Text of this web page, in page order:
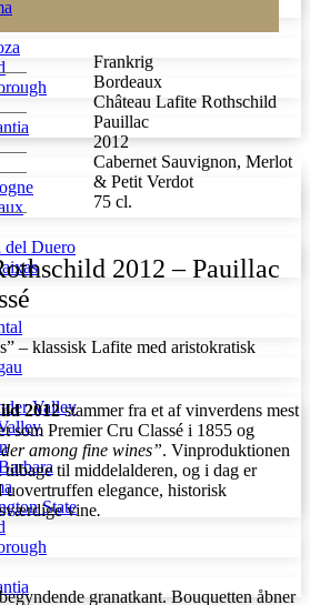
del Duero
Valley
State
Frankrig
Bordeaux
Château Lafite Rothschild
Pauillac
2012
Cabernet Sauvignon, Merlot
& Petit Verdot
75 cl.
2012 – Pauillac
– klassisk Lafite med aristokratisk
2012stammer fra et af vinverdens mest
som Premier Cru Classé i 1855 og
among fine wines”. Vinproduktionen
til middelalderen, og i dag er
uovertruffen elegance, historisk
vine.
granatkant. Bouquetten åbner